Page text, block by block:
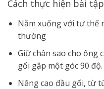
Cách thực hiện bài
Nằm xuống với tư thế
thường
Giữ chân sao cho ống
gối gập một góc 90 độ.
Nâng cao đầu gối, từ